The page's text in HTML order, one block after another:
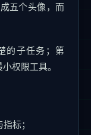
五个头像，而
的子任务；第
权限工具。
标；